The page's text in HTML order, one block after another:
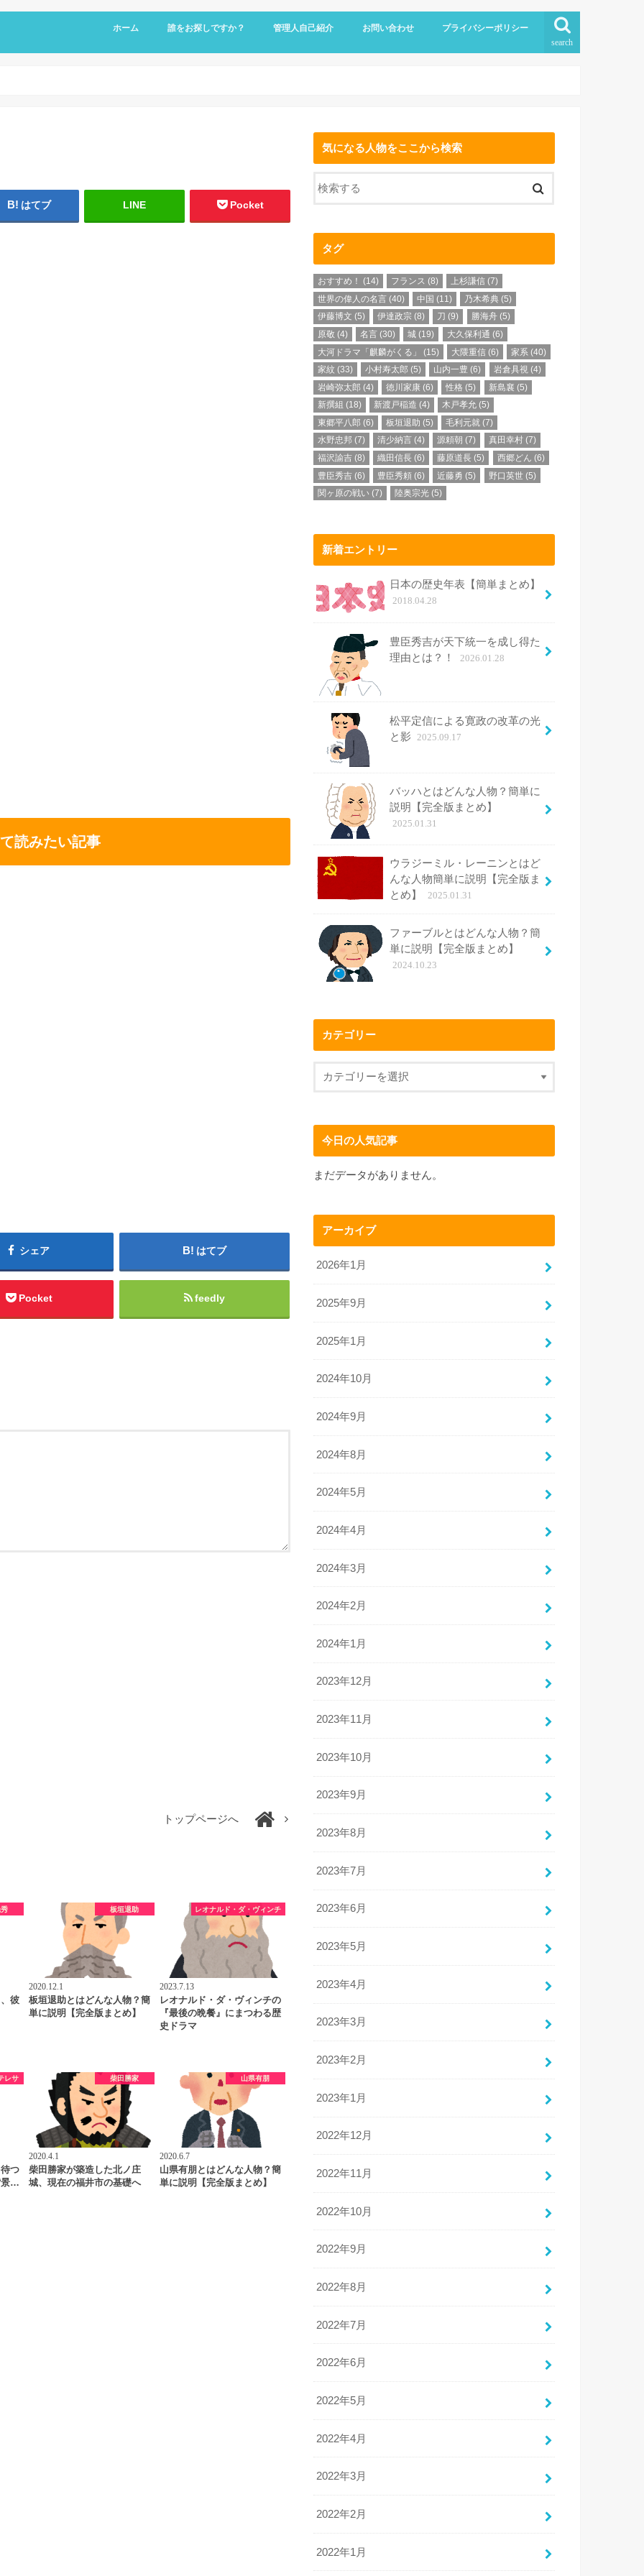
search
ホーム 誰をお探しですか？ 管理人自己紹介 お問い合わせ プライバシーポリシー
はてブ LINE Pocket
読みたい記事
シェア はてブ
Pocket feedly
トップページへ
彼
板垣退助
2020.12.1
板垣退助とはどんな人物？簡
単に説明【完全版まとめ】
レオナルド・ダ・ヴィンチ
2023.7.13
レオナルド・ダ・ヴィンチの
『最後の晩餐』にまつわる歴
史ドラマ
レサ
つ
景…
柴田勝家
2020.4.1
柴田勝家が築造した北ノ庄
城、現在の福井市の基礎へ
山県有朋
2020.6.7
山県有朋とはどんな人物？簡
単に説明【完全版まとめ】
気になる人物をここから検索
タグ
おすすめ！ (14) フランス (8) 上杉謙信 (7)
世界の偉人の名言 (40) 中国 (11) 乃木希典 (5)
伊藤博文 (5) 伊達政宗 (8) 刀 (9) 勝海舟(5)
原敬 (4) 名言 (30) 城 (19) 大久保利通 (6)
大河ドラマ「麒麟がくる」
(15) 大隈重信 (6) 家系 (40)
家紋 (33) 小村寿太郎 (5) 山内一豊 (6) 岩倉具視(4)
岩崎弥太郎 (4) 徳川家康 (6) 性格 (5) 新島襄 (5)
新撰組 (18) 新渡戸稲造 (4) 木戸孝允 (5)
東郷平八郎 (6) 板垣退助 (5) 毛利元就 (7)
水野忠邦 (7) 清少納言 (4) 源頼朝 (7) 真田幸村(7)
福沢諭吉 (8) 織田信長 (6) 藤原道長 (5) 西郷どん (6)
豊臣秀吉 (6) 豊臣秀頼 (6) 近藤勇 (5) 野口英世(5)
関ヶ原の戦い (7) 陸奥宗光 (5)
新着エントリー
日本の歴史年表【簡単まとめ】
2018.04.28
豊臣秀吉が天下統一を成し得た
理由とは？！
2026.01.28
松平定信による寛政の改革の光
と影
2025.09.17
バッハとはどんな人物？簡単に
説明【完全版まとめ】
2025.01.31
ウラジーミル・レーニンとはど
んな人物簡単に説明【完全版ま
とめ】
2025.01.31
ファーブルとはどんな人物？簡
単に説明【完全版まとめ】
2024.10.23
カテゴリー
今日の人気記事
まだデータがありません。
アーカイブ
2026年1月
2025年9月
2025年1月
2024年10月
2024年9月
2024年8月
2024年5月
2024年4月
2024年3月
2024年2月
2024年1月
2023年12月
2023年11月
2023年10月
2023年9月
2023年8月
2023年7月
2023年6月
2023年5月
2023年4月
2023年3月
2023年2月
2023年1月
2022年12月
2022年11月
2022年10月
2022年9月
2022年8月
2022年7月
2022年6月
2022年5月
2022年4月
2022年3月
2022年2月
2022年1月